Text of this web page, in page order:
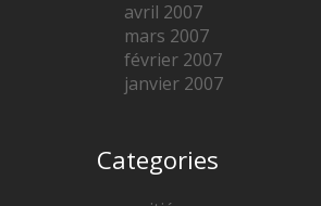
avril 2007
mars 2007
février 2007
janvier 2007
Categories